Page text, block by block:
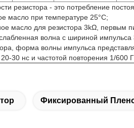
резистора - это потребление
масло при температуре 25°С;
масло для резистора 3kΩ, первым
волна с шириной импульса
форма волны импульса
30 нс и частотой повторения 1/600
Фиксированный